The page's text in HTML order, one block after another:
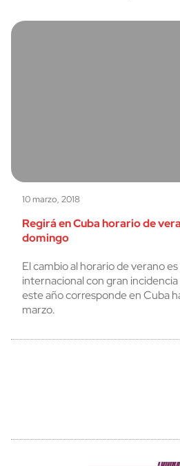
10 marzo, 2018
Regirá en Cuba horario de
domingo
El cambio al horario de verano
internacional con gran
este año corresponde en Cuba
marzo.